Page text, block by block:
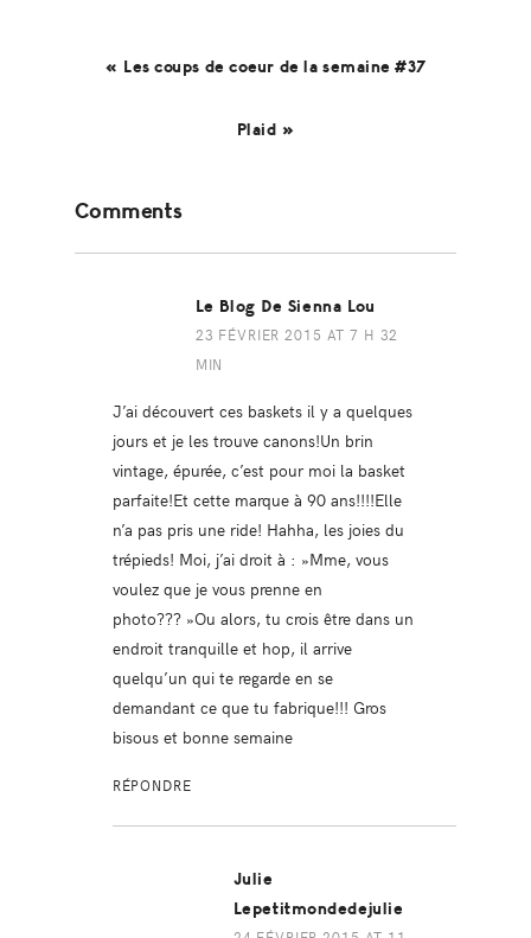
« Les coups de coeur de la semaine #37
Plaid »
Interactions
Comments
Le Blog De Sienna Lou
23 FÉVRIER 2015 AT 7 H 32
MIN
J’ai découvert ces baskets il y a quelques
jours et je les trouve canons!Un brin
vintage, épurée, c’est pour moi la basket
parfaite!Et cette marque à 90 ans!!!!Elle
n’a pas pris une ride! Hahha, les joies du
trépieds! Moi, j’ai droit à : »Mme, vous
voulez que je vous prenne en
photo??? »Ou alors, tu crois être dans un
endroit tranquille et hop, il arrive
quelqu’un qui te regarde en se
demandant ce que tu fabrique!!! Gros
bisous et bonne semaine
RÉPONDRE
Julie
Lepetitmondedejulie